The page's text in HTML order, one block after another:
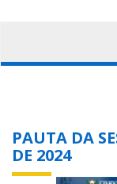
PAUTA DA
DE 2024